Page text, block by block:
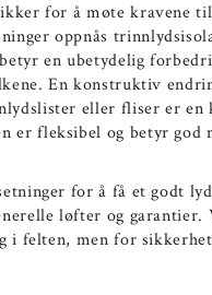
for å møte kravene
oppnås
en ubetydelig
En konstruktiv
eller fliser er en
er fleksibel og betyr
for å få et godt
løfter og
i felten, men for